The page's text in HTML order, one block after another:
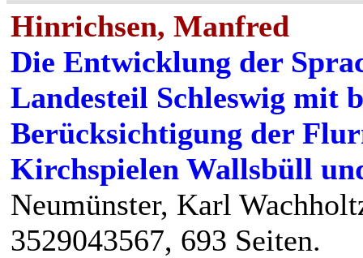
Hinrichsen, Manfred
Die Entwicklung der
Landesteil Schleswig mit
Berücksichtigung der
Kirchspielen Wallsbüll
Neumünster, Karl
3529043567, 693 Seiten.